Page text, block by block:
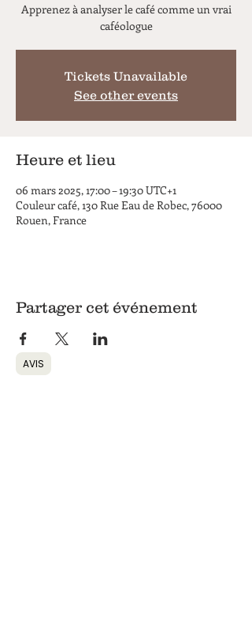
Apprenez à analyser le café comme un vrai
caféologue
Tickets Unavailable
See other events
Heure et lieu
06 mars 2025, 17:00 – 19:30 UTC+1
Couleur café, 130 Rue Eau de Robec, 76000
Rouen, France
Partager cet événement
AVIS